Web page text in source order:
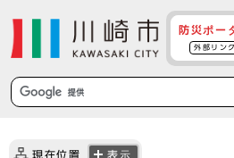
防災ポー
外部リンク
現在位置 表示